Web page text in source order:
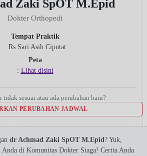
Zaki SpOT M.Epid
Dokter Orthopedi
Tempat Praktik
: Rs Sari Asih Ciputat
Peta
: Lihat disini
tidak sesuai atau ada perubahan baru?
PERUBAHAN JADWAL
dr Achmad Zaki SpOT M.Epid ? Yuk,
Anda di Komunitas Dokter Siaga! Cerita Anda